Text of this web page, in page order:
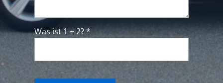
Was ist 1 + 2? *